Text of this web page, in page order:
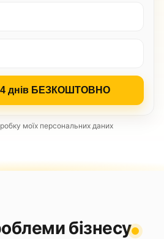
днів БЕЗКОШТОВНО
моїх персональних даних
бізнесу